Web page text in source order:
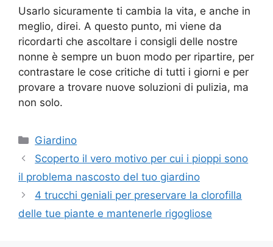
Usarlo sicuramente ti cambia la vita, e anche in
meglio, direi. A questo punto, mi viene da
ricordarti che ascoltare i consigli delle nostre
nonne è sempre un buon modo per ripartire, per
contrastare le cose critiche di tutti i giorni e per
provare a trovare nuove soluzioni di pulizia, ma
non solo.
Categorie
Giardino
Scoperto il vero motivo per cui i pioppi sono
il problema nascosto del tuo giardino
4 trucchi geniali per preservare la clorofilla
delle tue piante e mantenerle rigogliose